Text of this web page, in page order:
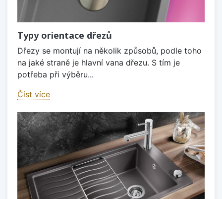
Typy orientace dřezů
Dřezy se montují na několik způsobů, podle toho
na jaké straně je hlavní vana dřezu. S tím je
potřeba při výběru...
Číst více